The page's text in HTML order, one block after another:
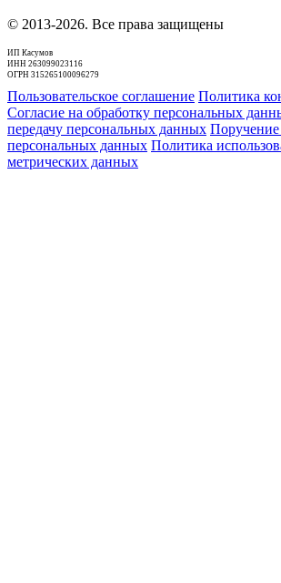
© 2013-2026. Все права защищены
ИП Касумов
ИНН 263099023116
ОГРН 315265100096279
Пользовательское соглашение Политика
Согласие на обработку персональных
передачу персональных данных Поручение
персональных данных Политика
метрических данных